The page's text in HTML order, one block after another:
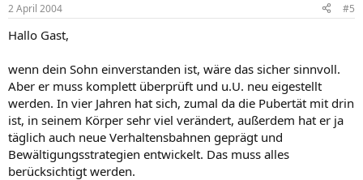
2 April 2004 #5
Hallo Gast,
wenn dein Sohn einverstanden ist, wäre das sicher sinnvoll.
Aber er muss komplett überprüft und u.U. neu eigestellt
werden. In vier Jahren hat sich, zumal da die Pubertät mit drin
ist, in seinem Körper sehr viel verändert, außerdem hat er ja
täglich auch neue Verhaltensbahnen geprägt und
Bewältigungsstrategien entwickelt. Das muss alles
berücksichtigt werden.